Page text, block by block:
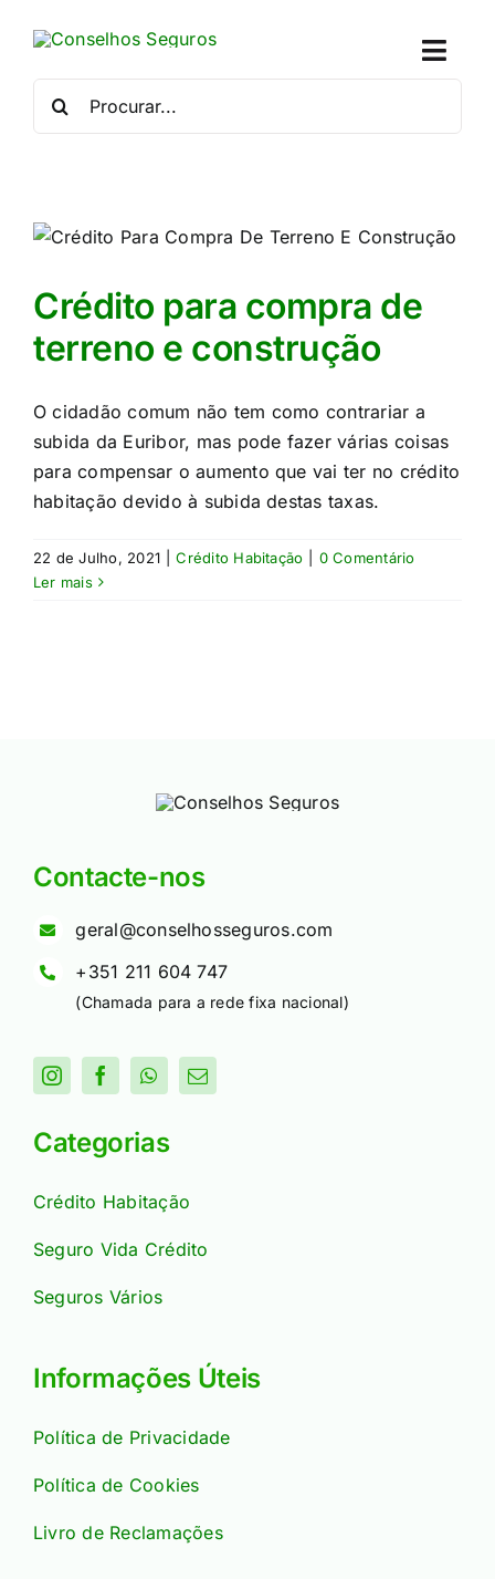
content
por:
Crédito para compra de
terreno e construção
O cidadão comum não tem como contrariar a
subida da Euribor, mas pode fazer várias coisas
para compensar o aumento que vai ter no crédito
habitação devido à subida destas taxas.
22 de Julho, 2021 Crédito Habitação
0 Comentário
Ler mais
Contacte-nos
geral@conselhosseguros.com
+351 211 604 747
(Chamada para a rede fixa nacional)
Categorias
Crédito Habitação
Seguro Vida Crédito
Seguros Vários
Informações Úteis
Política de Privacidade
Política de Cookies
Livro de Reclamações